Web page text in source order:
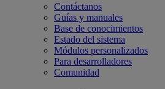
Contáctanos
Guías y manuales
Base de conocimientos
Estado del sistema
Módulos personalizados
Para desarrolladores
Comunidad